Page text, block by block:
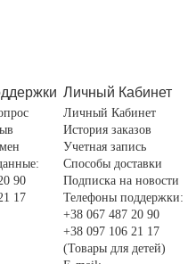
90
17
Личный Кабинет
Личный Кабинет
История заказов
Учетная запись
Способы доставки
Подписка на новости
Телефоны поддержки:
+38 067 487 20 90
+38 097 106 21 17
(Товары для детей)